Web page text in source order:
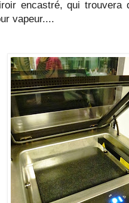
encastré, qui trouvera
vapeur....